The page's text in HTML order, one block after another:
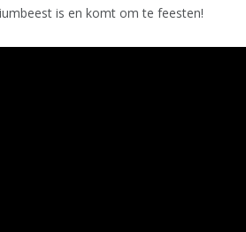
is en komt om te feesten!